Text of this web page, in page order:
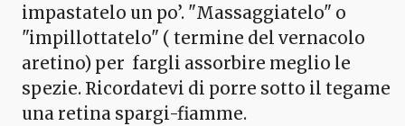
impastatelo un po’. "Massaggiatelo" o
"impillottatelo" ( termine del vernacolo
aretino) per fargli assorbire meglio le
spezie. Ricordatevi di porre sotto il tegame
una retina spargi-fiamme.